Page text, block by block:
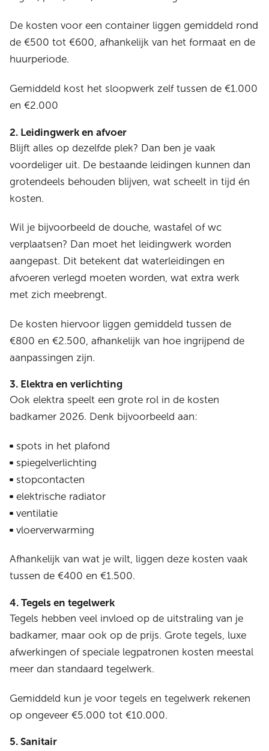
De kosten voor een container liggen gemiddeld rond
de €500 tot €600, afhankelijk van het formaat en de
huurperiode.
Gemiddeld kost het sloopwerk zelf tussen de €1.000
en €2.000
2. Leidingwerk en afvoer
Blijft alles op dezelfde plek? Dan ben je vaak
voordeliger uit. De bestaande leidingen kunnen dan
grotendeels behouden blijven, wat scheelt in tijd én
kosten.
Wil je bijvoorbeeld de douche, wastafel of wc
verplaatsen? Dan moet het leidingwerk worden
aangepast. Dit betekent dat waterleidingen en
afvoeren verlegd moeten worden, wat extra werk
met zich meebrengt.
De kosten hiervoor liggen gemiddeld tussen de
€800 en €2.500, afhankelijk van hoe ingrijpend de
aanpassingen zijn.
3. Elektra en verlichting
Ook elektra speelt een grote rol in de kosten
badkamer 2026. Denk bijvoorbeeld aan:
spots in het plafond
spiegelverlichting
stopcontacten
elektrische radiator
ventilatie
vloerverwarming
Afhankelijk van wat je wilt, liggen deze kosten vaak
tussen de €400 en €1.500.
4. Tegels en tegelwerk
Tegels hebben veel invloed op de uitstraling van je
badkamer, maar ook op de prijs. Grote tegels, luxe
afwerkingen of speciale legpatronen kosten meestal
meer dan standaard tegelwerk.
Gemiddeld kun je voor tegels en tegelwerk rekenen
op ongeveer €5.000 tot €10.000.
5. Sanitair